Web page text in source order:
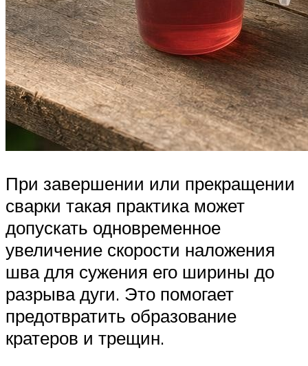
При завершении или прекращении
сварки такая практика может
допускать одновременное
увеличение скорости наложения
шва для сужения его ширины до
разрыва дуги. Это помогает
предотвратить образование
кратеров и трещин.